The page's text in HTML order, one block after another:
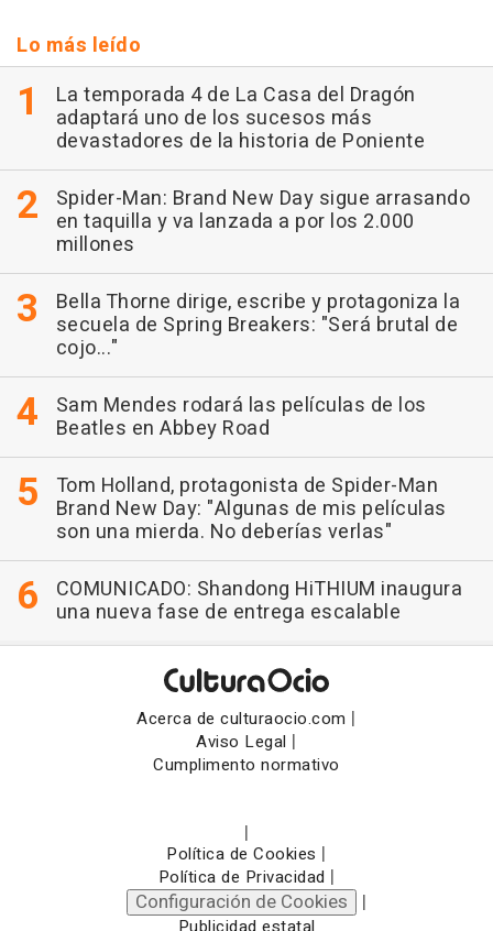
Lo más leído
La temporada 4 de La Casa del Dragón
adaptará uno de los sucesos más
devastadores de la historia de Poniente
Spider-Man: Brand New Day sigue arrasando
en taquilla y va lanzada a por los 2.000
millones
Bella Thorne dirige, escribe y protagoniza la
secuela de Spring Breakers: "Será brutal de
cojo..."
Sam Mendes rodará las películas de los
Beatles en Abbey Road
Tom Holland, protagonista de Spider-Man
Brand New Day: "Algunas de mis películas
son una mierda. No deberías verlas"
COMUNICADO: Shandong HiTHIUM inaugura
una nueva fase de entrega escalable
Acerca de culturaocio.com |
Aviso Legal |
Cumplimento normativo
|
Política de Cookies |
Política de Privacidad |
Configuración de Cookies |